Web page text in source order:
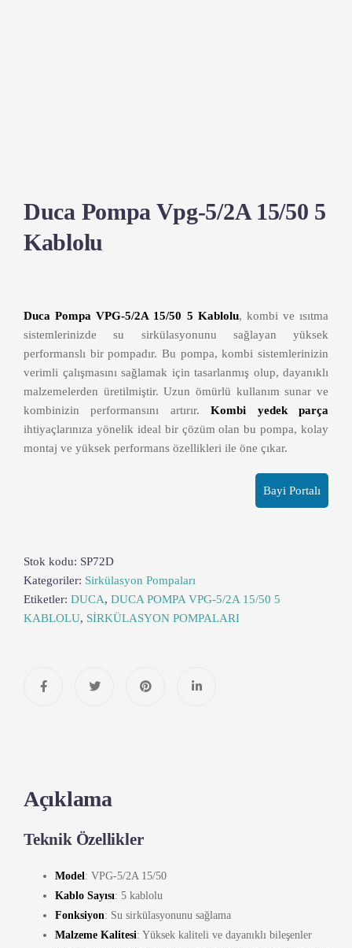
Duca Pompa Vpg-5/2A 15/50 5
Kablolu
Duca Pompa VPG-5/2A 15/50 5 Kablolu, kombi ve ısıtma
sistemlerinizde su sirkülasyonunu sağlayan yüksek
performanslı bir pompadır. Bu pompa, kombi sistemlerinizin
verimli çalışmasını sağlamak için tasarlanmış olup, dayanıklı
malzemelerden üretilmiştir. Uzun ömürlü kullanım sunar ve
kombinizin performansını artırır.Kombi yedek parça
ihtiyaçlarınıza yönelik ideal bir çözüm olan bu pompa, kolay
montaj ve yüksek performans özellikleri ile öne çıkar.
Bayi Portalı
Stok kodu: SP72D
Kategoriler: Sirkülasyon Pompaları
Etiketler: DUCA, DUCA POMPA VPG-5/2A 15/50 5
KABLOLU, SİRKÜLASYON POMPALARI
Açıklama
Teknik Özellikler
Model: VPG-5/2A 15/50
Kablo Sayısı: 5 kablolu
Fonksiyon: Su sirkülasyonunu sağlama
Malzeme Kalitesi: Yüksek kaliteli ve dayanıklı bileşenler